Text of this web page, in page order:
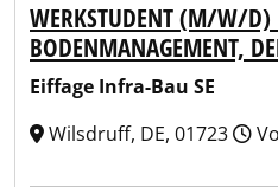
WERKSTUDENT (M/W/D)
BODENMANAGEMENT,
Eiffage Infra-Bau SE
Wilsdruff, DE, 01723